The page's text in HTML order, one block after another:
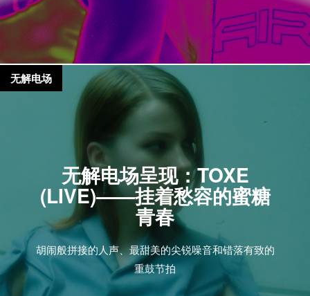
无解电场呈现：TOXE
(LIVE)——挂着愁容的蜜糖
青春
胡闹般拼接的人声、最甜美的尖锐噪音和错落有致的
重鼓节拍
无解电场